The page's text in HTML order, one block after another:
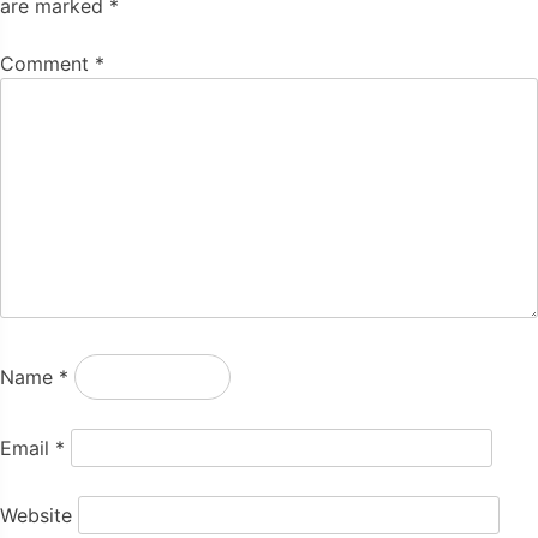
are marked *
Comment *
Name *
Email *
Website